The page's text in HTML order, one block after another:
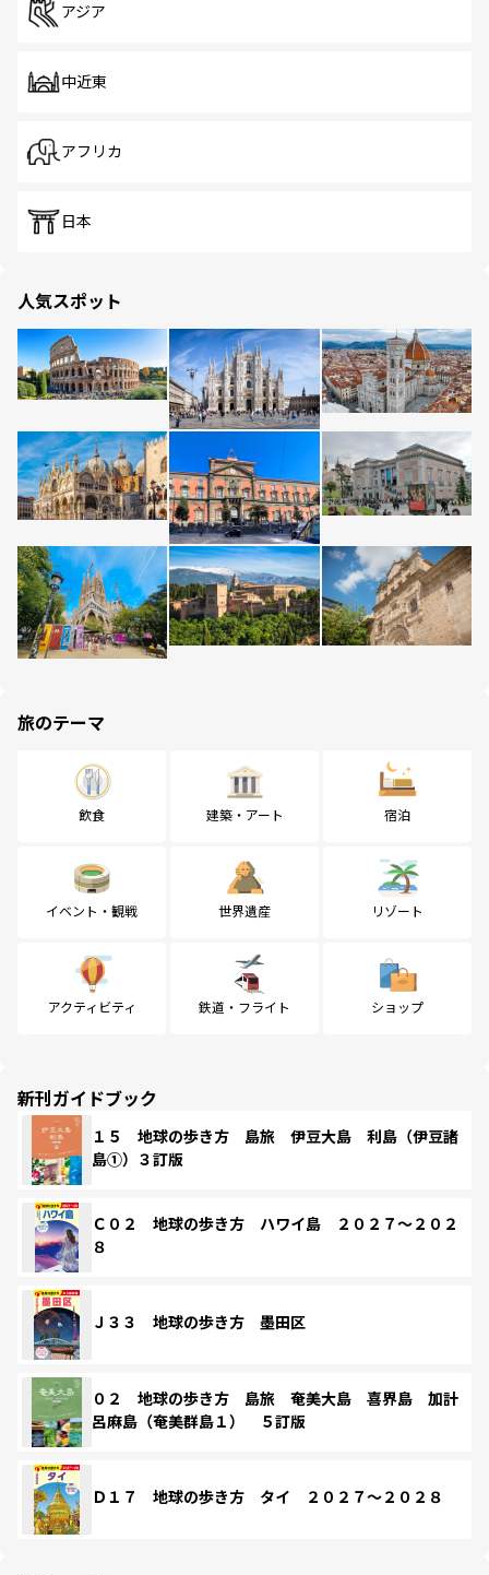
アジア
中近東
アフリカ
日本
人気スポット
旅のテーマ
飲食 建築・アート 宿泊
イベント・観戦 世界遺産 リゾート
アクティビティ 鉄道・フライト ショップ
新刊ガイドブック
１５ 地球の歩き方 島旅 伊豆大島 利島（伊豆諸
島①）３訂版
Ｃ０２ 地球の歩き方 ハワイ島 ２０２７～２０２
８
Ｊ３３ 地球の歩き方 墨田区
０２ 地球の歩き方 島旅 奄美大島 喜界島 加計
呂麻島（奄美群島１） ５訂版
Ｄ１７ 地球の歩き方 タイ ２０２７～２０２８